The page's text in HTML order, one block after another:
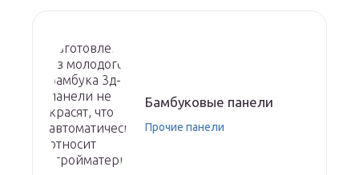
Бамбуковые панели
Прочие панели